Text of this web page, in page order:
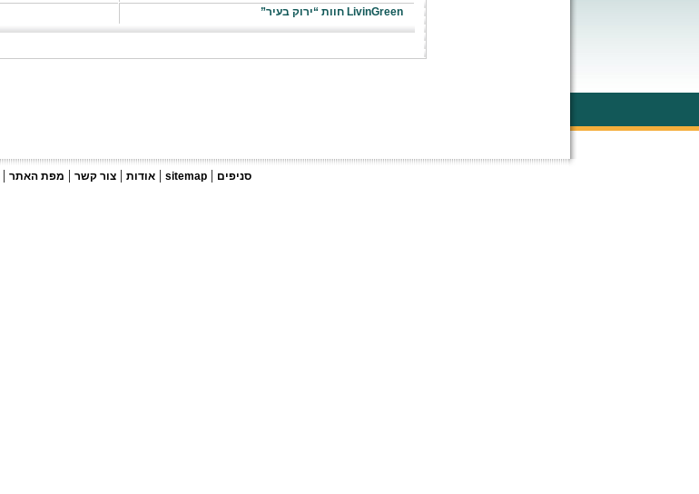
LivinGreen חוות “ירוק בעיר”
אודות | צור קשר | מפת האתר | | sitemap | סניפים